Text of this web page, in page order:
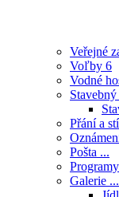
Veřejné
Voľby 6
Vodné
Stavebný
Přání a
Pošta ...
Programy
Galerie ...